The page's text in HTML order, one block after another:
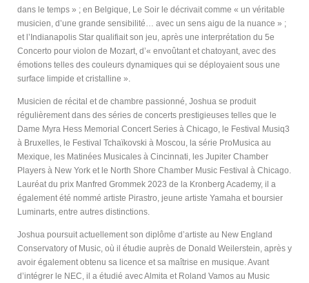
dans le temps » ; en Belgique, Le Soir le décrivait comme « un véritable
musicien, d’une grande sensibilité… avec un sens aigu de la nuance » ;
et l’Indianapolis Star qualifiait son jeu, après une interprétation du 5e
Concerto pour violon de Mozart, d’« envoûtant et chatoyant, avec des
émotions telles des couleurs dynamiques qui se déployaient sous une
surface limpide et cristalline ».
Musicien de récital et de chambre passionné, Joshua se produit
régulièrement dans des séries de concerts prestigieuses telles que le
Dame Myra Hess Memorial Concert Series à Chicago, le Festival Musiq3
à Bruxelles, le Festival Tchaïkovski à Moscou, la série ProMusica au
Mexique, les Matinées Musicales à Cincinnati, les Jupiter Chamber
Players à New York et le North Shore Chamber Music Festival à Chicago.
Lauréat du prix Manfred Grommek 2023 de la Kronberg Academy, il a
également été nommé artiste Pirastro, jeune artiste Yamaha et boursier
Luminarts, entre autres distinctions.
Joshua poursuit actuellement son diplôme d’artiste au New England
Conservatory of Music, où il étudie auprès de Donald Weilerstein, après y
avoir également obtenu sa licence et sa maîtrise en musique. Avant
d’intégrer le NEC, il a étudié avec Almita et Roland Vamos au Music